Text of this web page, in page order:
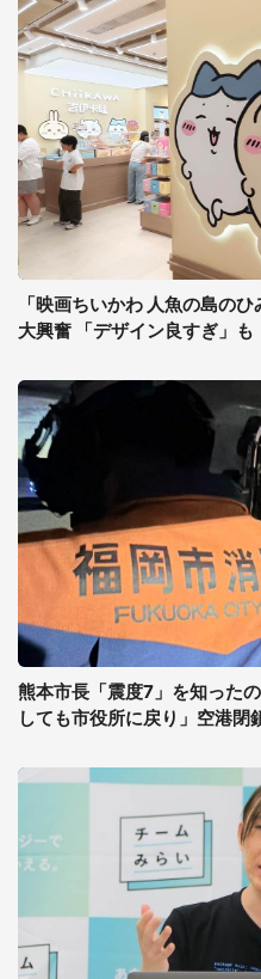
「映画ちいかわ 人魚の島の
大興奮 「デザイン良すぎ」も
熊本市長「震度7」を知った
しても市役所に戻り」空港閉